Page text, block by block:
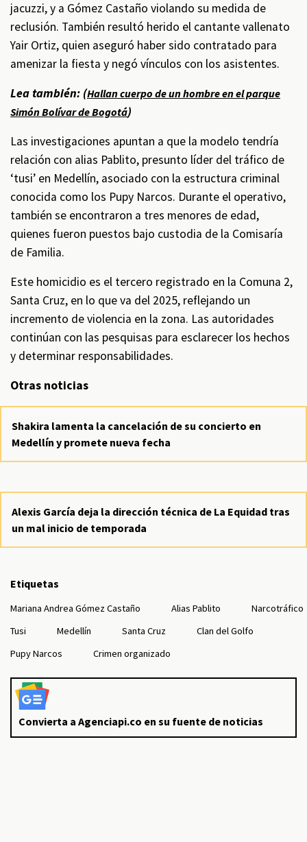
jacuzzi, y a Gómez Castaño violando su medida de
reclusión. También resultó herido el cantante vallenato
Yair Ortiz, quien aseguró haber sido contratado para
amenizar la fiesta y negó vínculos con los asistentes.
Lea también: (Hallan cuerpo de un hombre en el parque
Simón Bolívar de Bogotá)
Las investigaciones apuntan a que la modelo tendría
relación con alias Pablito, presunto líder del tráfico de
‘tusi’ en Medellín, asociado con la estructura criminal
conocida como los Pupy Narcos. Durante el operativo,
también se encontraron a tres menores de edad,
quienes fueron puestos bajo custodia de la Comisaría
de Familia.
Este homicidio es el tercero registrado en la Comuna 2,
Santa Cruz, en lo que va del 2025, reflejando un
incremento de violencia en la zona. Las autoridades
continúan con las pesquisas para esclarecer los hechos
y determinar responsabilidades.
Otras noticias
Shakira lamenta la cancelación de su concierto en
Medellín y promete nueva fecha
Alexis García deja la dirección técnica de La Equidad tras
un mal inicio de temporada
Etiquetas
Mariana Andrea Gómez Castaño Alias Pablito
Narcotráfico
Tusi
Medellín Santa Cruz
Clan del Golfo
Pupy Narcos
Crimen organizado
Convierta a Agenciapi.co en su fuente de noticias